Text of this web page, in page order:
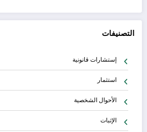
التصنيفات
إستشارات قانونية
استثمار
الأحوال الشخصية
الإثبات